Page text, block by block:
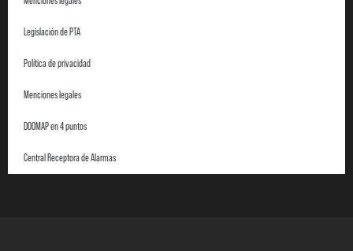
Legislación de PTA
Política de privacidad
Menciones legales
DOOMAP en 4 puntos
Central Receptora de Alarmas